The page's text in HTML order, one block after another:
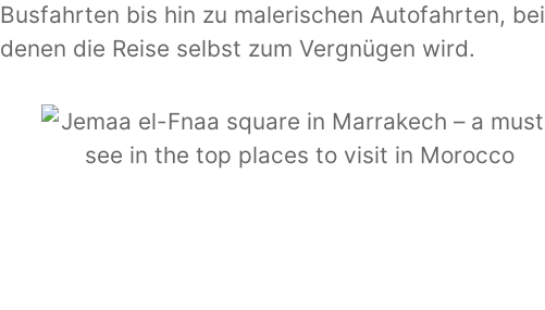
Busfahrten bis hin zu malerischen Autofahrten, bei
denen die Reise selbst zum Vergnügen wird.